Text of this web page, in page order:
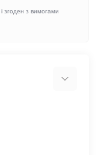
і згоден з вимогами